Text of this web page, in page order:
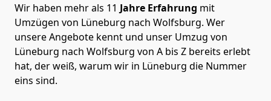
Wir haben mehr als 11 Jahre Erfahrung mit
Umzügen von Lüneburg nach Wolfsburg. Wer
unsere Angebote kennt und unser Umzug von
Lüneburg nach Wolfsburg von A bis Z bereits erlebt
hat, der weiß, warum wir in Lüneburg die Nummer
eins sind.